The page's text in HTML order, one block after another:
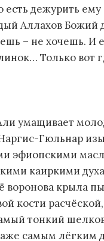
есть дежурить
Аллахов Божий
– не хочешь. И
Только вот
умащивает
Гюльнар
эфиопскими
каиркими
воронова крыла
кости
тонкий
самым лёгким